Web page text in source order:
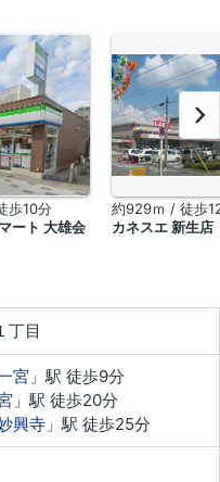
歩10分
ート 大雄会
約929ｍ / 徒歩
カネスエ 新生店
丁目
宮 」駅 徒歩9分
」駅 徒歩20分
興寺 」駅 徒歩25分